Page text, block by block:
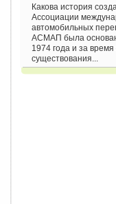
Какова история
Ассоциации
автомобильных
АСМАП была
1974 года и за время
существования...